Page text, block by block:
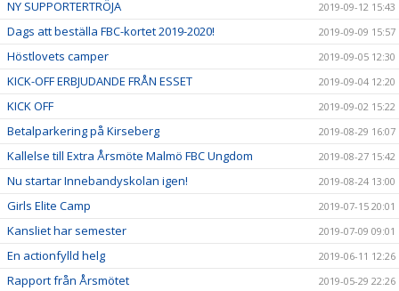
NY SUPPORTERTRÖJA 2019-09-12 15:43
Dags att beställa FBC-kortet 2019-2020! 2019-09-09 15:57
Höstlovets camper 2019-09-05 12:30
KICK-OFF ERBJUDANDE FRÅN ESSET 2019-09-04 12:20
KICK OFF 2019-09-02 15:22
Betalparkering på Kirseberg 2019-08-29 16:07
Kallelse till Extra Årsmöte Malmö FBC Ungdom 2019-08-27 15:42
Nu startar Innebandyskolan igen! 2019-08-24 13:00
Girls Elite Camp 2019-07-15 20:01
Kansliet har semester 2019-07-09 09:01
En actionfylld helg 2019-06-11 12:26
Rapport från Årsmötet 2019-05-29 22:26